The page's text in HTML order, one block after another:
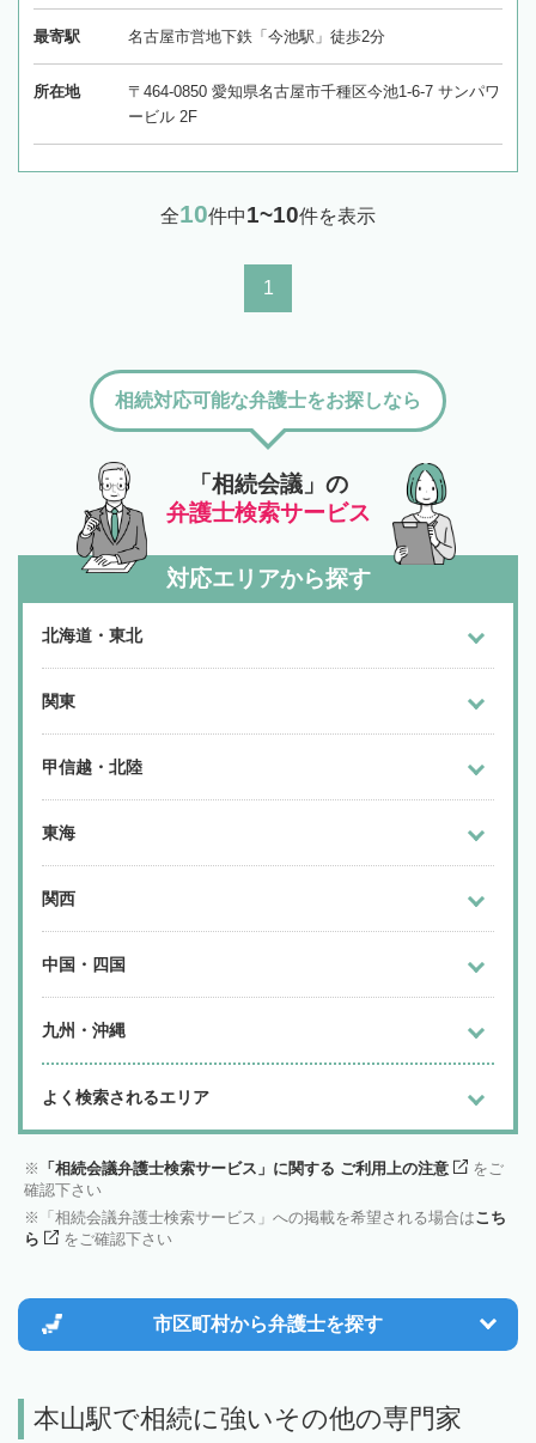
最寄駅 名古屋市営地下鉄「今池駅」徒歩2分
所在地
〒464-0850 愛知県名古屋市千種区今池1-6-7 サンパワ
ービル 2F
全10件中1~10件を表示
1
「相続会議」の
弁護士検索サービス
相続対応可能な弁護士をお探しなら
対応エリアから探す
北海道・東北
関東
甲信越・北陸
東海
関西
中国・四国
九州・沖縄
よく検索されるエリア
「相続会議弁護士検索サービス」に関する ご利用上の注意
をご
確認下さい
「相続会議弁護士検索サービス」への掲載を希望される場合はこち
ら
をご確認下さい
市区町村から弁護士を探す
本山駅で相続に強いその他の専門家